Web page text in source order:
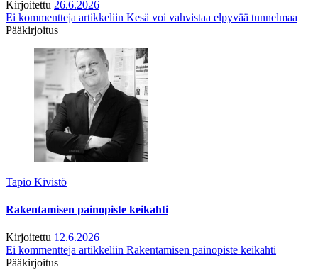
Kirjoitettu 26.6.2026
Ei kommentteja artikkeliin Kesä voi vahvistaa elpyvää tunnelmaa
Pääkirjoitus
Tapio Kivistö
Rakentamisen painopiste keikahti
Kirjoitettu 12.6.2026
Ei kommentteja artikkeliin Rakentamisen painopiste keikahti
Pääkirjoitus